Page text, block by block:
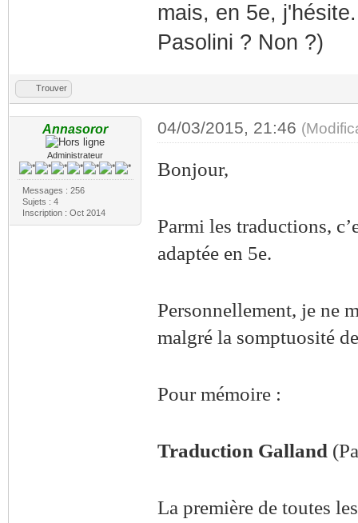
mais, en 5e,
Pasolini ? Non ?)
Trouver
Annasoror
Administrateur
Messages : 256
Sujets : 4
Inscription : Oct 2014
04/03/2015, 21:46
Bonjour,
Parmi les traductions,
adaptée en 5e.
Personnellement, je ne
malgré la somptuosité
Pour mémoire :
Traduction Galland
La première de toutes